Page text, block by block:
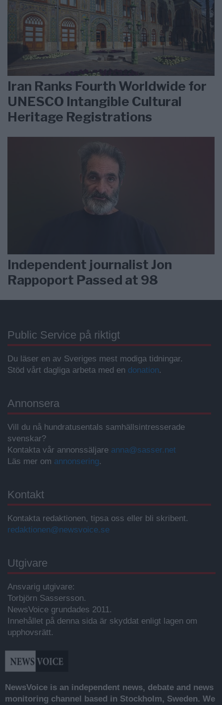
Iran Ranks Fourth Worldwide for
UNESCO Intangible Cultural
Heritage Registrations
Independent journalist Jon
Rappoport Passed at 98
Public Service på riktigt
Du läser en av Sveriges mest modiga tidningar.
Stöd vårt dagliga arbeta med en donation.
Annonsera
Vill du nå hundratusentals samhällsintresserade
svenskar?
Kontakta vår annonssäljare anna@sasser.net
Läs mer om annonsering.
Kontakt
Kontakta redaktionen, tipsa oss eller bli skribent.
redaktionen@newsvoice.se
Utgivare
Ansvarig utgivare:
Torbjörn Sassersson.
NewsVoice grundades 2011.
Innehållet på denna sida är skyddat enligt lagen om
upphovsrätt.
NewsVoice is an independent news, debate and news
monitoring channel based in Stockholm, Sweden. We